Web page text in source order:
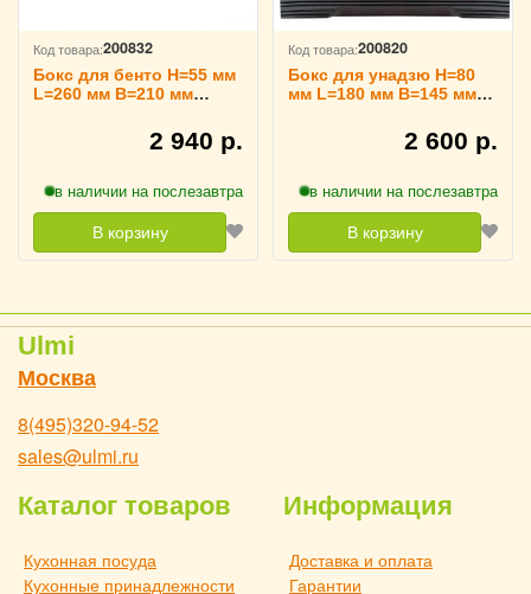
Код товара:200832
Бокс для бенто H=55 мм
L=260 мм B=210 мм
2 940 р.
в наличии на послезавтра
В корзину
Код товара:200820
Бокс для унадзю H=80
мм L=180 мм B=145 мм
2 600 р.
в наличии на послезавтра
В корзину
Ulmi
Москва
8(495)320-94-52
sales@ulmi.ru
Каталог товаров
Кухонная посуда
Кухонные принадлежности
Информация
Доставка и оплата
Гарантии